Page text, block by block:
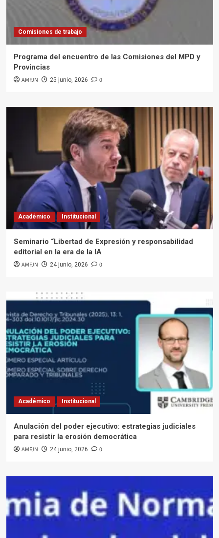
Comisiones de trabajo
Programa del encuentro de las Comisiones del MPD y
Provincias
AMFJN 25 junio, 2026 0
Académico Institucional
Seminario “Libertad de Expresión y responsabilidad
editorial en la era de la IA
AMFJN 24 junio, 2026 0
Académico Institucional
Anulación del poder ejecutivo: estrategias judiciales
para resistir la erosión democrática
AMFJN 24 junio, 2026 0